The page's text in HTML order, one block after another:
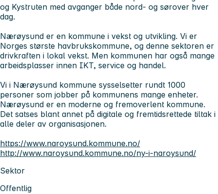
og Kystruten med avganger både nord- og sørover hver
dag.
Nærøysund er en kommune i vekst og utvikling. Vi er
Norges største havbrukskommune, og denne sektoren er
drivkraften i lokal vekst. Men kommunen har også mange
arbeidsplasser innen IKT, service og handel.
Vi i Nærøysund kommune sysselsetter rundt 1000
personer som jobber på kommunens mange enheter.
Nærøysund er en moderne og fremoverlent kommune.
Det satses blant annet på digitale og fremtidsrettede tiltak i
alle deler av organisasjonen.
https://www.naroysund.kommune.no/
http://www.naroysund.kommune.no/ny-i-naroysund/
Sektor
Offentlig